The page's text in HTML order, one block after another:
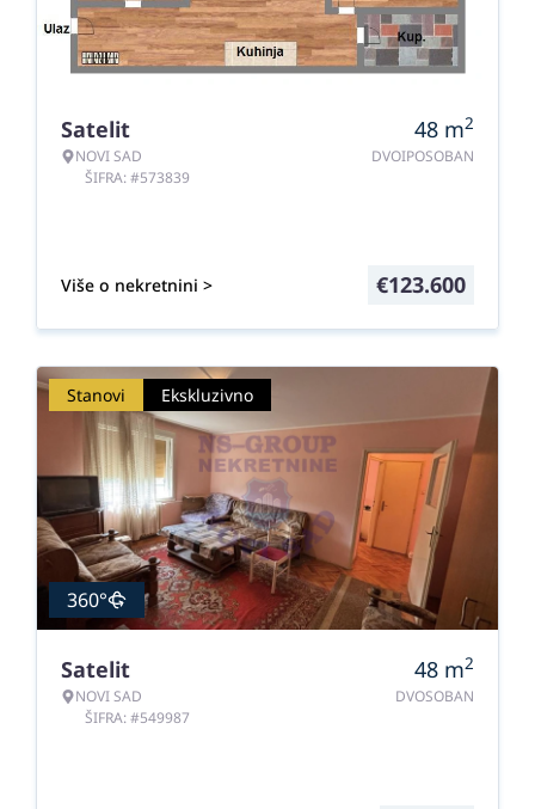
Satelit
NOVI SAD
ŠIFRA: #573839
48 m2
DVOIPOSOBAN
Više o nekretnini > €123.600
Stanovi Ekskluzivno
360°
Satelit
NOVI SAD
ŠIFRA: #549987
48 m2
DVOSOBAN